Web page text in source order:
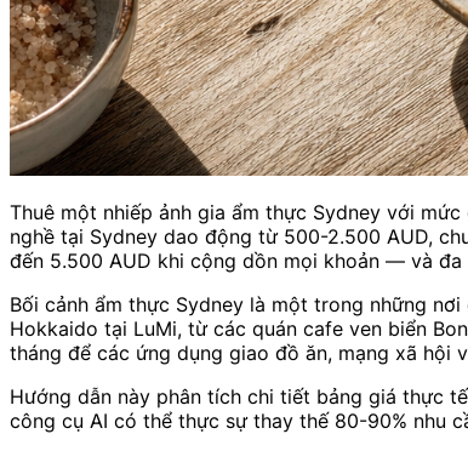
Thuê một nhiếp ảnh gia ẩm thực Sydney với
nghề tại Sydney dao động từ 500-2.500 AUD,
đến 5.500 AUD khi cộng dồn mọi khoản — và
Bối cảnh ẩm thực Sydney là một trong những
Hokkaido tại LuMi, từ các quán cafe ven biển
tháng để các ứng dụng giao đồ ăn, mạng xã hội
Hướng dẫn này phân tích chi tiết bảng giá thực
công cụ AI có thể thực sự thay thế 80-90% nhu